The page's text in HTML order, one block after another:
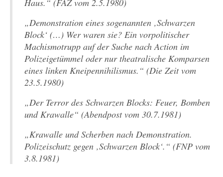
Haus.“ (FAZ vom 2.5.1980)
„Demonstration eines sogenannten ‚Schwarzen
Block‘ (…) Wer waren sie? Ein vorpolitischer
Machismotrupp auf der Suche nach Action im
Polizeigetümmel oder nur theatralische Komparsen
eines linken Kneipennihilismus.“ (Die Zeit vom
23.5.1980)
„Der Terror des Schwarzen Blocks: Feuer, Bomben
und Krawalle“ (Abendpost vom 30.7.1981)
„Krawalle und Scherben nach Demonstration.
Polizeischutz gegen ‚Schwarzen Block‘.“ (FNP vom
3.8.1981)